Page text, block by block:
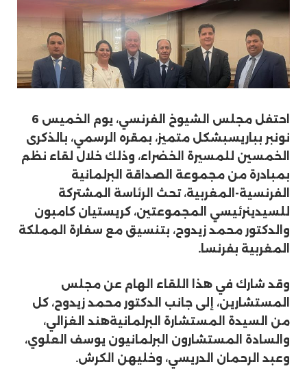
احتفل مجلس الشيوخ الفرنسي، يوم الخميس 6
نونبر بباريسبشكل متميز، بمقره الرسمي، بالذكرى
الخمسين للمسيرة الخضراء، وذلك خلال لقاء نظم
بمبادرة من مجموعة الصداقة البرلمانية
الفرنسية-المغربية،تحث الرئاسة المشتركة
للسيدينرئيسي المجموعتين، كريستيان كامبون
والدكتور محمد زيدوح، بتنسيق مع سفارة المملكة
المغربية بفرنسا.
وقد شارك في هذا اللقاء الهام عن مجلس
المستشارين، إلى جانب الدكتور محمد زيدوح، كل
من السيدة المستشارة البرلمانيةهند الغزالي،
والسادة المستشارون
البرلمانيون يوسف العلوي،
وعبد الرحمان الدريسي، وخليهن الكرش.